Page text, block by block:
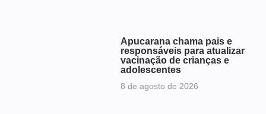
Apucarana chama pais e
responsáveis para atualizar
vacinação de crianças e
adolescentes
8 de agosto de 2026